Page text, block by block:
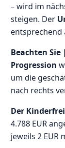
– wird im
steigen. Der
entsprechend
Beachten
Progression
um die
nach rechts
Der
4.788 EUR
jeweils 2 EUR